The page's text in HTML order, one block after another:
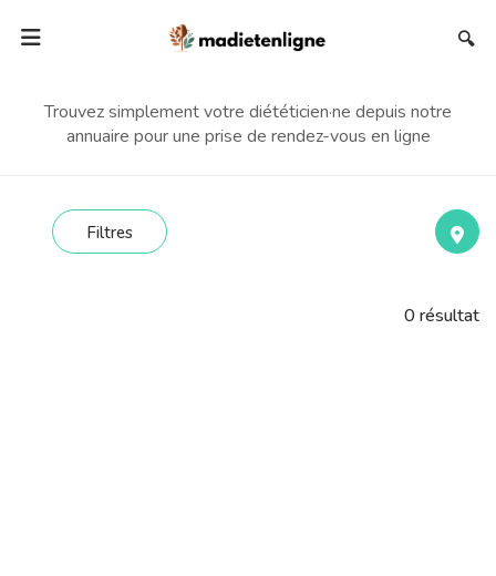
🔍
Trouvez simplement votre diététicien·ne depuis notre
annuaire pour une prise de rendez-vous en ligne
Filtres
0résultat